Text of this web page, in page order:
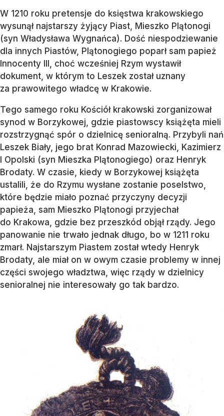
W 1210 roku pretensje do księstwa krakowskiego
wysunął najstarszy żyjący Piast, Mieszko Plątonogi
(syn Władysława Wygnańca). Dość niespodziewanie
dla innych Piastów, Plątonogiego poparł sam papież
Innocenty III, choć wcześniej Rzym wystawił
dokument, w którym to Leszek został uznany
za prawowitego władcę w Krakowie.
Tego samego roku Kościół krakowski zorganizował
synod w Borzykowej, gdzie piastowscy książęta mieli
rozstrzygnąć spór o dzielnicę senioralną. Przybyli nań
Leszek Biały, jego brat Konrad Mazowiecki, Kazimierz
I Opolski (syn Mieszka Plątonogiego) oraz Henryk
Brodaty. W czasie, kiedy w Borzykowej książęta
ustalili, że do Rzymu wysłane zostanie poselstwo,
które będzie miało poznać przyczyny decyzji
papieża, sam Mieszko Plątonogi przyjechał
do Krakowa, gdzie bez przeszkód objął rządy. Jego
panowanie nie trwało jednak długo, bo w 1211 roku
zmarł. Najstarszym Piastem został wtedy Henryk
Brodaty, ale miał on w owym czasie problemy w innej
części swojego władztwa, więc rządy w dzielnicy
senioralnej nie interesowały go tak bardzo.